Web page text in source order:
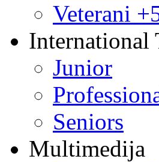
Veterani
International
Junior
Seniors
Multimedija